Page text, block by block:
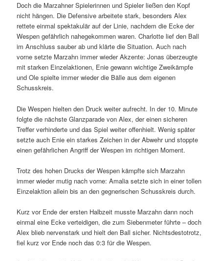
Doch die Marzahner Spielerinnen und Spieler ließen den Kopf
nicht hängen. Die Defensive arbeitete stark, besonders Alex
rettete einmal spektakulär auf der Linie, nachdem die Ecke der
Wespen gefährlich nahegekommen waren. Charlotte lief den Ball
im Anschluss sauber ab und klärte die Situation. Auch nach
vorne setzte Marzahn immer wieder Akzente: Jonas überzeugte
mit starken Einzelaktionen, Enie gewann wichtige Zweikämpfe
und Ole spielte immer wieder die Bälle aus dem eigenen
Schusskreis.
Die Wespen hielten den Druck weiter aufrecht. In der 10. Minute
folgte die nächste Glanzparade von Alex, der einen sicheren
Treffer verhinderte und das Spiel weiter offenhielt. Wenig später
setzte auch Enie ein starkes Zeichen in der Abwehr und stoppte
einen gefährlichen Angriff der Wespen im richtigen Moment.
Trotz des hohen Drucks der Wespen kämpfte sich Marzahn
immer wieder mutig nach vorne: Amalia setzte sich in einer tollen
Einzelaktion allein bis an den gegnerischen Schusskreis durch.
Kurz vor Ende der ersten Halbzeit musste Marzahn dann noch
einmal eine Ecke verteidigen, die zum Siebenmeter führte – doch
Alex blieb nervenstark und hielt den Ball sicher. Nichtsdestotrotz,
fiel kurz vor Ende noch das 0:3 für die Wespen.